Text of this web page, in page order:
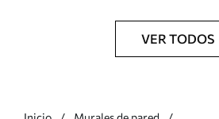
VER TODOS